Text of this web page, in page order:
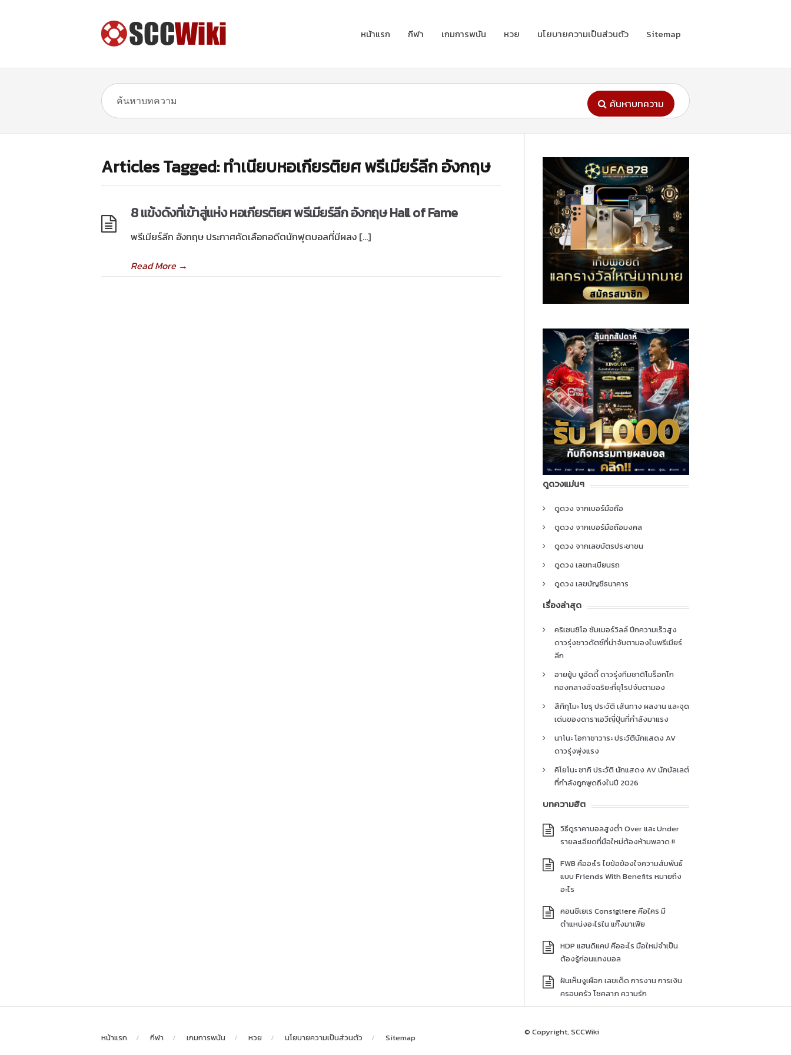
หน้าแรก กีฬา เกมการพนัน หวย นโยบายความเป็นส่วนตัว Sitemap
ค้นหาบทความ
Articles Tagged: ทำเนียบหอเกียรติยศ พรีเมียร์ลีก อังกฤษ
8 แข้งดังที่เข้าสู่แห่ง หอเกียรติยศ พรีเมียร์ลีก อังกฤษ Hall of Fame
พรีเมียร์ลีก อังกฤษ ประกาศคัดเลือกอดีตนักฟุตบอลที่มีผลง […]
Read More→
ดูดวงแม่นๆ
ดูดวง จากเบอร์มือถือ
ดูดวง จากเบอร์มือถือมงคล
ดูดวง จากเลขบัตรประชาชน
ดูดวง เลขทะเบียนรถ
ดูดวง เลขบัญชีธนาคาร
เรื่องล่าสุด
คริเซนซิโอ ซัมเมอร์วิลล์ ปีกความเร็วสูง
ดาวรุ่งชาวดัตช์ที่น่าจับตามองในพรีเมียร์
ลีก
อายยู้บ บูอัดดี้ ดาวรุ่งทีมชาติโมร็อกโก
กองกลางอัจฉริยะที่ยุโรปจับตามอง
สึกิกุโมะ โยรุ ประวัติ เส้นทาง ผลงาน และจุด
เด่นของดาราเอวีญี่ปุ่นที่กำลังมาแรง
นาโนะ โอกาซาวาระ ประวัตินักแสดง AV
ดาวรุ่งพุ่งแรง
คิโยโนะ ซากิ ประวัติ นักแสดง AV นักบัลเลต์
ที่กำลังถูกพูดถึงในปี 2026
บทความฮิต
วิธีดูราคาบอลสูงต่ำ Over และ Under
รายละเอียดที่มือใหม่ต้องห้ามพลาด !!
FWB คืออะไร ไขข้อข้องใจความสัมพันธ์
แบบ Friends With Benefits หมายถึง
อะไร
คอนซีเยเร Consigliere คือใคร มี
ตำแหน่งอะไรใน แก๊งมาเฟีย
HDP แฮนดิแคป คืออะไร มือใหม่จำเป็น
ต้องรู้ก่อนแทงบอล
ฝันเห็นงูเผือก เลขเด็ด การงาน การเงิน
ครอบครัว โชคลาภ ความรัก
หน้าแรก กีฬา เกมการพนัน หวย นโยบายความเป็นส่วนตัว Sitemap
© Copyright, SCCWiki